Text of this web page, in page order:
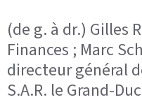
(de g. à dr.) Gilles
Finances ; Marc
directeur général
S.A.R. le Grand-Duc